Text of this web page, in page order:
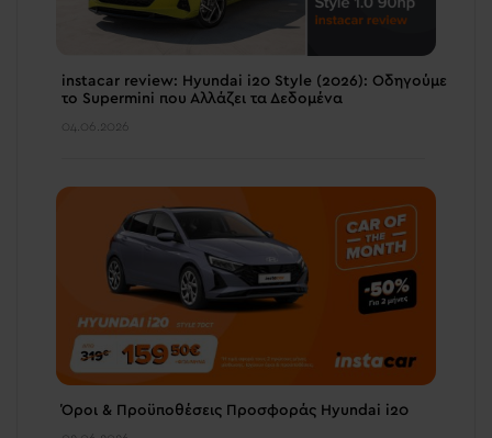
instacar review: Hyundai i20 Style (2026): Οδηγούμε
το Supermini που Αλλάζει τα Δεδομένα
04.06.2026
Όροι & Προϋποθέσεις Προσφοράς Hyundai i20